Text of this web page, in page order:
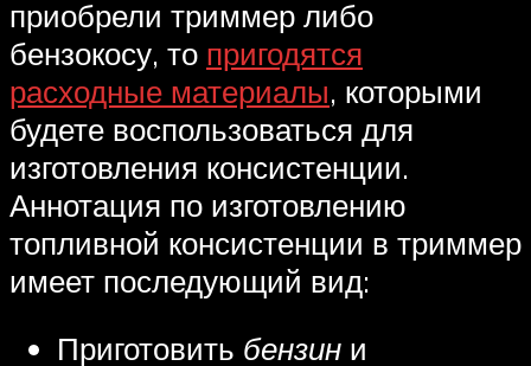
приобрели триммер либо
бензокосу, то пригодятся
расходные материалы, которыми
будете воспользоваться для
изготовления консистенции.
Аннотация по изготовлению
топливной консистенции в триммер
имеет последующий вид:
Приготовить бензин и